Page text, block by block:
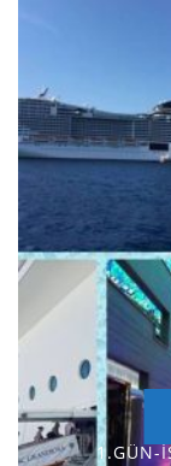
1.GÜN-